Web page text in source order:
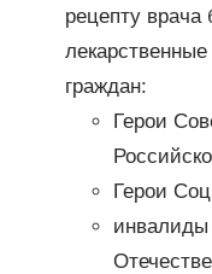
рецепту врача
граждан:
Герои
Герои
инвалиды